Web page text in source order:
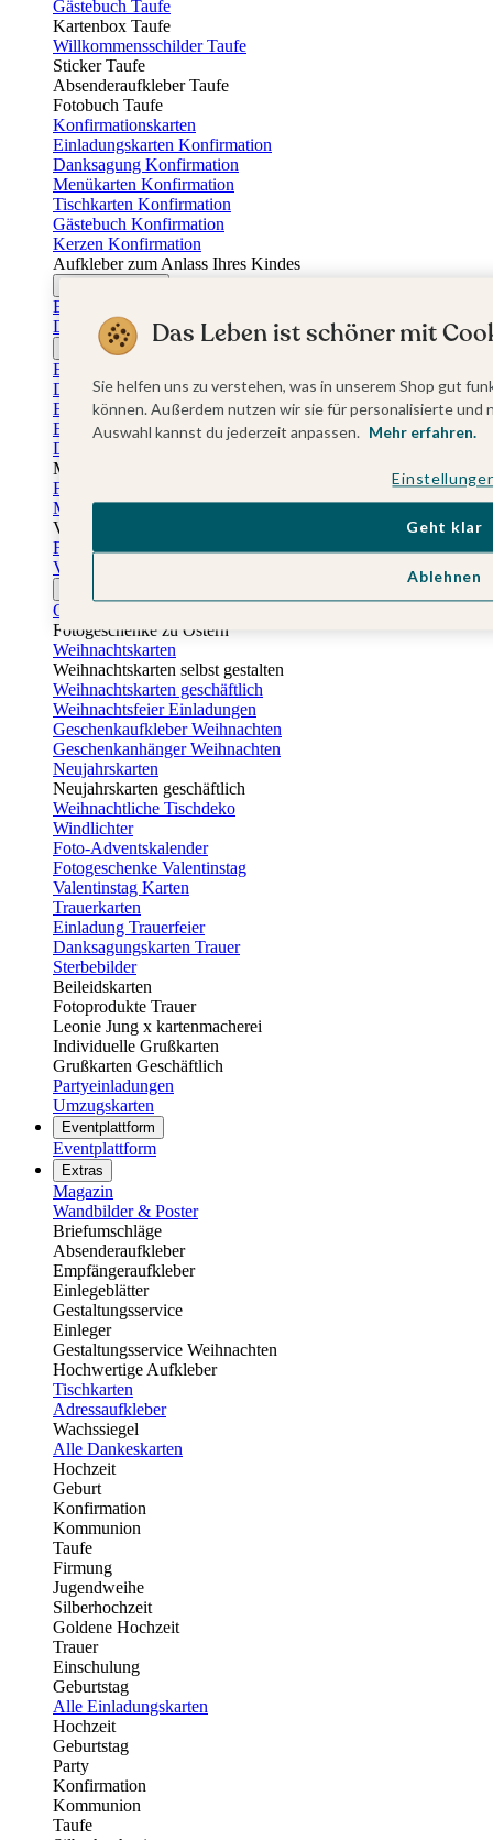
Gästebuch Taufe
Kartenbox Taufe
Willkommensschilder Taufe
Sticker Taufe
Absenderaufkleber Taufe
Fotobuch Taufe
Konfirmationskarten
Einladungskarten Konfirmation
Danksagung Konfirmation
Menükarten Konfirmation
Tischkarten Konfirmation
Gästebuch Konfirmation
Kerzen Konfirmation
Aufkleber zum Anlass Ihres Kindes
Einladungskarten Firmung
Dankeskarten Firmung
Jugendweihekarten
Einladungskarten Jugendweihe
Dankeskarten Jugendweihe
Einschulungskarten
Einladungskarten Einschulung
Danksagung Einschulung
Muttertag
Fotogeschenke Muttertag
Muttertagskarten
Vatertag
Fotogeschenke Vatertag
Vatertagskarten
Osterkarten
Fotogeschenke zu Ostern
Weihnachtskarten
Weihnachtskarten selbst gestalten
Weihnachtskarten geschäftlich
Weihnachtsfeier Einladungen
Geschenkaufkleber Weihnachten
Geschenkanhänger Weihnachten
Neujahrskarten
Neujahrskarten geschäftlich
Weihnachtliche Tischdeko
Windlichter
Foto-Adventskalender
Fotogeschenke Valentinstag
Valentinstag Karten
Trauerkarten
Einladung Trauerfeier
Danksagungskarten Trauer
Sterbebilder
Beileidskarten
Fotoprodukte Trauer
Leonie Jung x kartenmacherei
Individuelle Grußkarten
Grußkarten Geschäftlich
Partyeinladungen
Umzugskarten
Eventplattform
Eventplattform
Extras
Magazin
Wandbilder & Poster
Briefumschläge
Absenderaufkleber
Empfängeraufkleber
Einlegeblätter
Gestaltungsservice
Einleger
Gestaltungsservice Weihnachten
Hochwertige Aufkleber
Tischkarten
Adressaufkleber
Wachssiegel
Alle Dankeskarten
Hochzeit
Geburt
Konfirmation
Kommunion
Taufe
Firmung
Jugendweihe
Silberhochzeit
Goldene Hochzeit
Trauer
Einschulung
Geburtstag
Alle Einladungskarten
Hochzeit
Geburtstag
Party
Konfirmation
Kommunion
Taufe
Das Leben ist schöner mit
Sie helfen uns zu verstehen, was in unserem Shop gut
können. Außerdem nutzen wir sie für personalisierte
Auswahl kannst du jederzeit anpassen. Mehr erfahren.
Ablehnen
Geht klar